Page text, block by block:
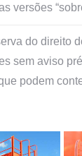
versões
do direito
sem aviso
podem